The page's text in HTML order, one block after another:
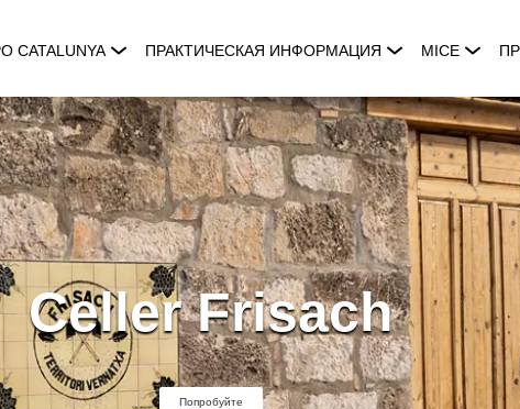
CATALUNYA ПРАКТИЧЕСКАЯ ИНФОРМАЦИЯ MICE
Celler Frisach
Попробуйте